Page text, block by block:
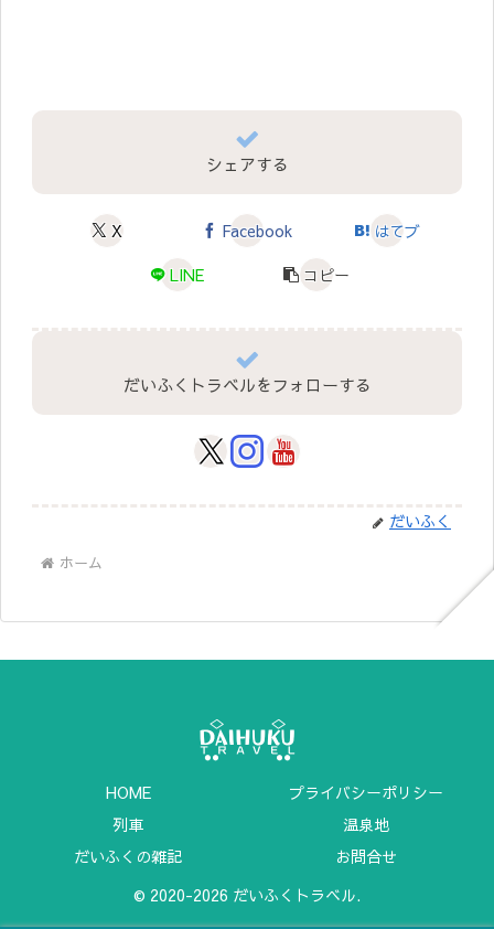
シェアする
X Facebook
はてブ
LINE
コピー
だいふくトラベルをフォローする
だいふく
ホーム
HOME
プライバシーポリシー
列車
温泉地
だいふくの雑記
お問合せ
© 2020-2026 だいふくトラベル.